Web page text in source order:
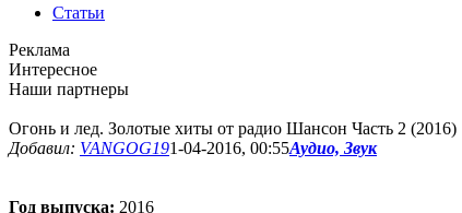
Статьи
Реклама
Интересное
Наши партнеры
Огонь и лед. Золотые хиты от радио Шансон Часть 2 (2016)
Добавил: VANGOG191-04-2016, 00:55Аудио, Звук
Год выпуска: 2016